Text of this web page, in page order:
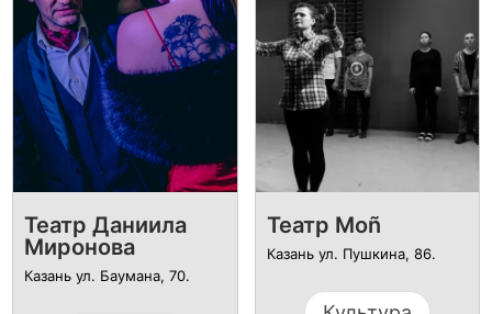
Театр Даниила
Миронова
Казань ул. Баумана, 70.
Театр Moñ
Казань ул. Пушкина, 86.